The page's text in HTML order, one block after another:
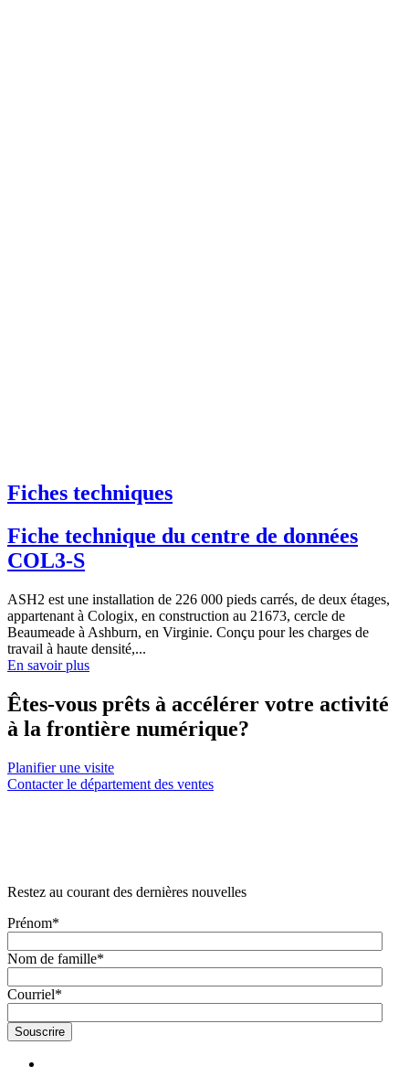
Fiches techniques
Fiche technique du centre de données
COL3-S
ASH2 est une installation de 226 000 pieds carrés, de deux étages,
appartenant à Cologix, en construction au 21673, cercle de
Beaumeade à Ashburn, en Virginie. Conçu pour les charges de
travail à haute densité,...
En savoir plus
Êtes-vous prêts à accélérer votre activité
à la frontière numérique?
Planifier une visite
Contacter le département des ventes
Restez au courant des dernières nouvelles
Prénom*
Nom de famille*
Courriel*